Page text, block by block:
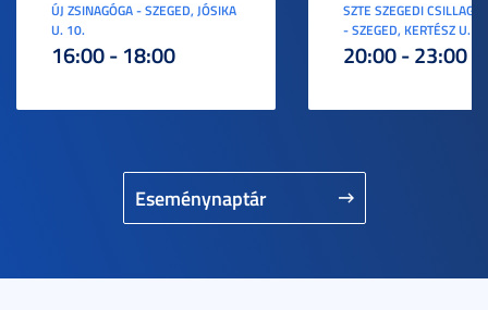
Eseménynaptár
ÚJ ZSINAGÓGA - SZEGED, JÓSIKA
U. 10.
16:00 - 18:00
SZTE SZEGEDI
- SZEGED, KERTÉSZ U. 3.
20:00 - 23:00